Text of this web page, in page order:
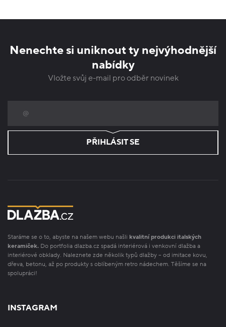
Nenechte si uniknout ty nejvýhodnější
nabídky
Vložte svůj e-mail pro odběr novinek
PŘIHLÁSIT SE
Staráme se o to, abyste na našem webu našli kvalitní produkci italských
keramiček. Do portfolia dlazba.cz spadá interiérová i venkovní dlažba a
interiérové obklady. Naleznete zde několik typů dlažby – od imitace kovu,
dřeva, betonu, až po produkty s oblíbeným retro nádechem. Těšíme se na
spolupráci!
INSTAGRAM